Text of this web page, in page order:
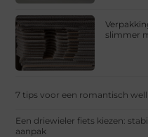
slimmer
7 tips voor een romantisch
Een driewieler fiets kiezen:
aanpak